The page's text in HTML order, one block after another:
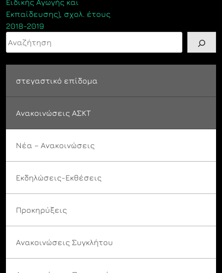
Ειδικής Αγωγής και
Εκπαίδευσης), σχολ. έτους
2018-2019
Αναζήτηση
στεγαστικό επίδομα
Ανακοινώσεις ΑΣΚΤ
Νέα – Ανακοινώσεις
Εκδηλώσεις-Εκθέσεις
Προκηρύξεις
Ανακοινώσεις Συγκλήτου